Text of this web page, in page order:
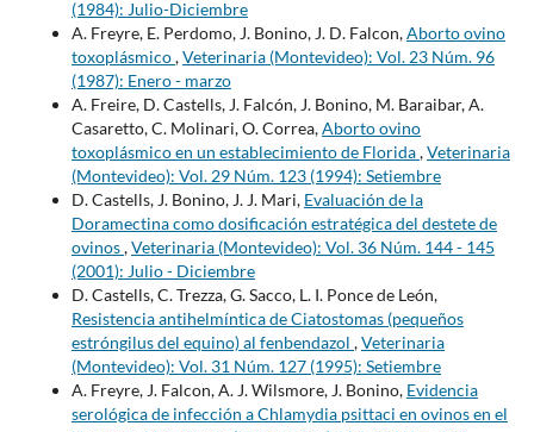
(1984): Julio-Diciembre
A. Freyre, E. Perdomo, J. Bonino, J. D. Falcon,Aborto ovino
toxoplásmico,Veterinaria (Montevideo): Vol. 23 Núm. 96
(1987): Enero - marzo
A. Freire, D. Castells, J. Falcón, J. Bonino, M. Baraibar, A.
Casaretto, C. Molinari, O. Correa,Aborto ovino
toxoplásmico en un establecimiento de Florida,Veterinaria
(Montevideo): Vol. 29 Núm. 123 (1994): Setiembre
D. Castells, J. Bonino, J. J. Mari, Evaluación de la
Doramectina como dosificación estratégica del destete de
ovinos,Veterinaria (Montevideo): Vol. 36 Núm. 144 - 145
(2001): Julio - Diciembre
D. Castells, C. Trezza, G. Sacco, L. I. Ponce de León,
Resistencia antihelmíntica de Ciatostomas (pequeños
estróngilus del equino) al fenbendazol ,Veterinaria
(Montevideo): Vol. 31 Núm. 127 (1995): Setiembre
A. Freyre, J. Falcon, A. J. Wilsmore, J. Bonino, Evidencia
serológica de infección a Chlamydia psittaci en ovinos en el